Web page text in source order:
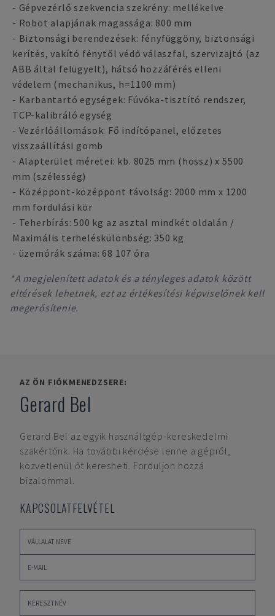
- Gépvezérlő szekvencia szekrény: mellékelve
- Robot alapjának magassága: 800 mm
- Biztonsági berendezések: fényfüggöny, biztonsági
kerítés, vakító fénytől védő válaszfal, szervizajtó (az
ABB által felügyelt), hátsó hozzáférés elleni
védelem (mechanikus, h=1100 mm)
- Karbantartó egységek: Fúvóka-tisztító rendszer,
TCP-kalibráló egység
- Vezérlőállomások: Fő indítópanel, előzetes
visszaállítási gomb
- Alapterület méretei: kb. 8025 mm (hossz) x 5500
mm (szélesség)
- Középpont-középpont távolság: 2000 mm x 1200
mm fordulási kör
- Teherbírás: 500 kg az asztal mindkét oldalán /
Maximális terheléskülönbség: 350 kg
- üzemórák száma: 68 107 óra
*A megjelenített adatok és a tényleges adatok között
eltérések lehetnek, ezt az értékesítési képviselőnek kell
megerősítenie.
AZ ÖN FIÓKMENEDZSERE:
Gerard Bel
Gerard Bel az egyik használtgép-kereskedelmi
szakértőnk. Ha további kérdése lenne a gépről,
közvetlenül őt keresheti. Forduljon hozzá
bizalommal.
KAPCSOLATFELVÉTEL